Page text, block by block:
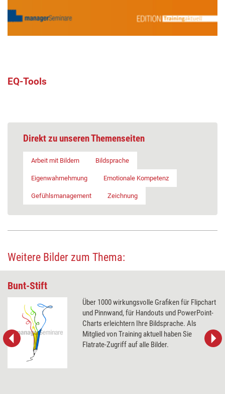
EQ-Tools
Direkt zu unseren Themenseiten
Arbeit mit Bildern Bildsprache
Eigenwahrnehmung Emotionale Kompetenz
Gefühlsmanagement Zeichnung
Weitere Bilder zum Thema:
Bunt-Stift
Über 1000 wirkungsvolle Grafiken für Flipchart
und Pinnwand, für Handouts und PowerPoint-
Charts erleichtern Ihre Bildsprache. Als
Mitglied von Training aktuell haben Sie
Flatrate-Zugriff auf alle Bilder.